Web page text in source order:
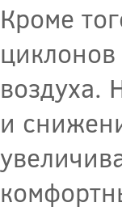
Кроме
циклонов
воздуха.
и